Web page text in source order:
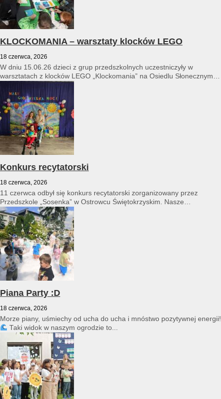
KLOCKOMANIA – warsztaty klocków LEGO
18 czerwca, 2026
W dniu 15.06.26 dzieci z grup przedszkolnych uczestniczyły w
warsztatach z klocków LEGO „Klockomania” na Osiedlu Słonecznym
Konkurs recytatorski
18 czerwca, 2026
11 czerwca odbył się konkurs recytatorski zorganizowany przez
Przedszkole „Sosenka” w Ostrowcu Świętokrzyskim. Nasze
przedszkole reprezentował Franciszek Karpiński...
Piana Party :D
18 czerwca, 2026
Morze piany, uśmiechy od ucha do ucha i mnóstwo pozytywnej energii!
Taki widok w naszym ogrodzie to...